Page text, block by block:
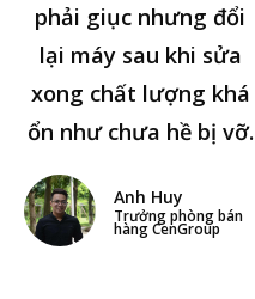
phải giục nhưng đổi
lại máy sau khi sửa
xong chất lượng khá
ổn như chưa hề bị vỡ.
Anh Huy
Trưởng phòng bán
hàng CenGroup